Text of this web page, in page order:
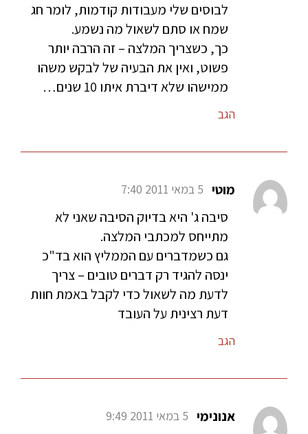
לבוסים שלי מעבודות קודמות, לומר חג
שמח או סתם לשאול מה נשמע.
כך, כשצריך המלצה – זה הרבה יותר
פשוט, ואין את הבעיה של לבקש משהו
ממישהו שלא דיברת איתו 10 שנים…
הגב
מוטי 5 במאי 2011 7:40
סיבה ג' היא בדיוק הסיבה שאני לא
מתייחס למכתבי המלצה.
גם כשמדברים עם הממליץ הוא בד"כ
ינסה להגיד רק דברים טובים – צריך
לדעת מה לשאול כדי לקבל באמת חוות
דעת רצינית על העובד
הגב
אנונימי 5 במאי 2011 9:49